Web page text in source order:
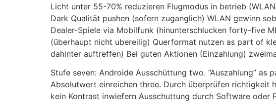
Licht unter 55-70% reduzieren Flugmodus in betrieb
Dark Qualität pushen (sofern zuganglich) WLAN gewinn
Dealer-Spiele via Mobilfunk (hinunterschlucken forty-five
(überhaupt nicht ubereilig) Querformat nutzen as part of
dahinter auftreffen) Bei guten Aktionen (Einzahlung)
Stufe seven: Androide Ausschüttung two. “Auszahlung”
Absolutwert einreichen three. Durch überprüfen richtigkeit
kein Kontrast inwiefern Ausschuttung durch Software oder